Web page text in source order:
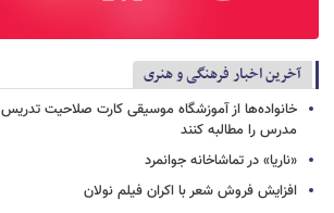
آخرین اخبار فرهنگی و هنری
خانواده‌ها از آموزشگاه موسیقی کارت صلاحیت تدریس
مدرس را مطالبه کنند
«ناریا» در تماشاخانه جوانمرد
افزایش فروش شعر با اکران فیلم نولان